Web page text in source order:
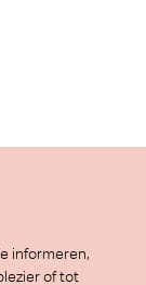
informeren,
of tot